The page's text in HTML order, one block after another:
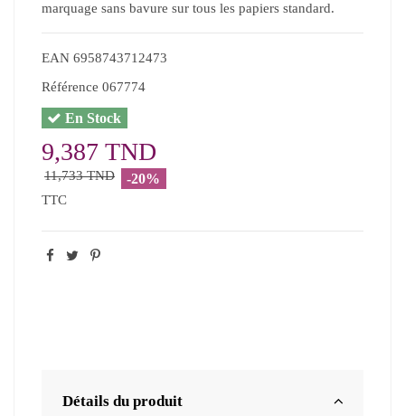
marquage sans bavure sur tous les papiers standard.
EAN 6958743712473
Référence 067774
En Stock
9,387 TND
11,733 TND -20%
TTC
Détails du produit